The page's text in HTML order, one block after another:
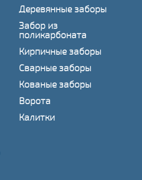
Деревянные заборы
Забор из
поликарбоната
Кирпичные заборы
Сварные заборы
Кованые заборы
Ворота
Калитки